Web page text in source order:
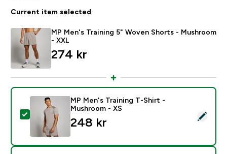
Current item selected
MP Men's Training 5" Woven Shorts - Mushroom
- XXL
274 kr‎
Select this product - MP Men's Training T-Shirt -
MP Men's Training T-Shirt -
Mushroom - XS
248 kr‎